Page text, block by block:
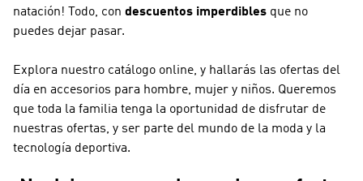
natación! Todo, con descuentos imperdibles que no
puedes dejar pasar.
Explora nuestro catálogo online, y hallarás las ofertas del
día en accesorios para hombre, mujer y niños. Queremos
que toda la familia tenga la oportunidad de disfrutar de
nuestras ofertas, y ser parte del mundo de la moda y la
tecnología deportiva.